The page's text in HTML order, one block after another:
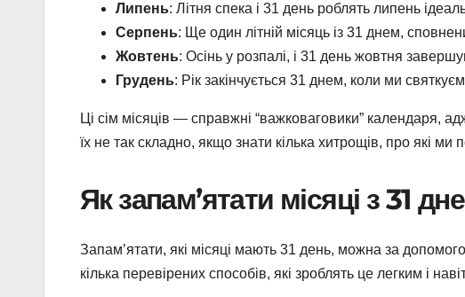
Липень: Літня спека і 31 день роблять липень
Серпень: Ще один літній місяць із 31 днем,
Жовтень: Осінь у розпалі, і 31 день жовтня
Грудень: Рік закінчується 31 днем, коли ми
Ці сім місяців — справжні “важковаговики” календаря,
їх не так складно, якщо знати кілька хитрощів, про які ми
Як запам’ятати місяці з 31
Запам’ятати, які місяці мають 31 день, можна за
кілька перевірених способів, які зроблять це легким і